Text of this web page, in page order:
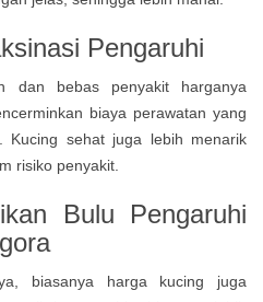
Pengaruhi
dan bebas penyakit harganya
biaya perawatan yang
Kucing sehat juga lebih menarik
risiko penyakit.
Bulu Pengaruhi
biasanya harga kucing juga